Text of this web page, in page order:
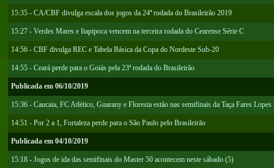
15:35 - CA/CBF divulga escala dos jogos da 24ª rodada do Brasileirão 2019
15:27 - Verdes Mares e Itapipoca vencem na terceira rodada do Cearense Série C
14:56 - CBF divulga REC e Tabela Básica da Copa do Nordeste Sub-20
14:55 - Ceará perde para o Goiás pela 23ª rodada do Brasileirão
Publicada em 06/10/2019
15:36 - Caucaia, FC Atlético, Guarany e Floresta estão nas semifinais da Taça Fares Lopes
14:51 - Por 2 a 1, Fortaleza perde para o São Paulo pelo Brasileirão
Publicada em 04/10/2019
15:18 - Jogos de ida das semifinais do Master 50 acontecem neste sábado (5)